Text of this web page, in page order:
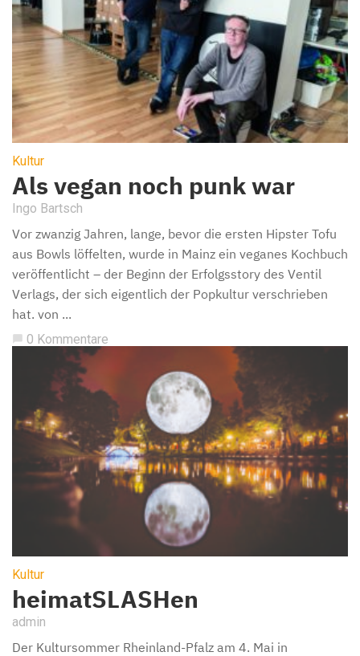
Kultur
Als vegan noch punk war
Ingo Bartsch
Vor zwanzig Jahren, lange, bevor die ersten Hipster Tofu
aus Bowls löffelten, wurde in Mainz ein veganes Kochbuch
veröffentlicht – der Beginn der Erfolgsstory des Ventil
Verlags, der sich eigentlich der Popkultur verschrieben
hat. von ...
chat_bubble 0 Kommentare
Kultur
heimatSLASHen
admin
Der Kultursommer Rheinland-Pfalz am 4. Mai in